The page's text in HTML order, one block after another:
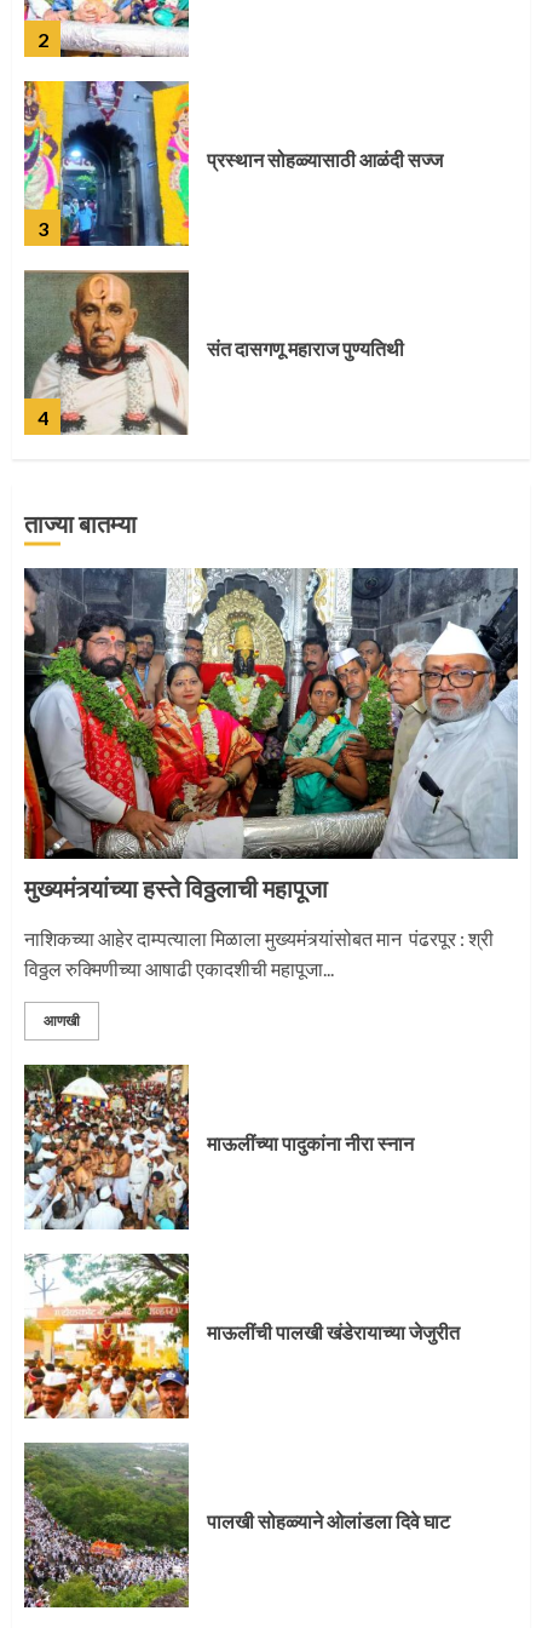
3
4
संत दासगणू महाराज पुण्यतिथी
5
जवानाला मिळाला महापूजेचा मान
1
2
नगरच्या काळे दाम्पत्याला महापूजेचा मान
3
ताज्या बातम्या
मुख्यमंत्र्यांच्या हस्ते विठ्ठलाची महापूजा
नाशिकच्या आहेर दाम्पत्याला मिळाला मुख्यमंत्र्यांसोबत मान पंढरपूर : श्री
विठ्ठल रुक्मिणीच्या आषाढी एकादशीची महापूजा...
आणखी
माऊलींच्या पादुकांना नीरा स्नान
माऊलींची पालखी खंडेरायाच्या जेजुरीत
पालखी सोहळ्याने ओलांडला दिवे घाट
3
4
5